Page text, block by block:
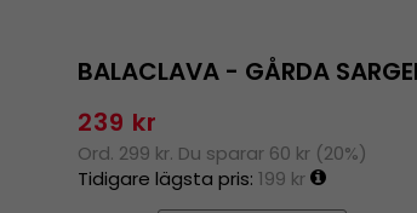
BALACLAVA - GÅRDA
239 kr
Ord. 299 kr. Du sparar 60 kr (20%)
Tidigare lägsta pris: 199 kr